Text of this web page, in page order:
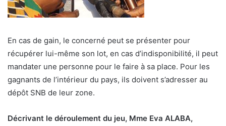
En cas de gain, le concerné peut se présenter pour
récupérer lui-même son lot, en cas d’indisponibilité, il peut
mandater une personne pour le faire à sa place. Pour les
gagnants de l’intérieur du pays, ils doivent s’adresser au
dépôt SNB de leur zone.
Décrivant le déroulement du jeu, Mme Eva ALABA,